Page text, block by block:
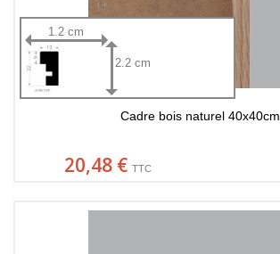
1.2 cm
2.2 cm
Cadre bois naturel 40x40cm
20,48 € TTC